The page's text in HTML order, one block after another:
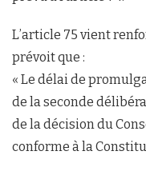
L’article 75 vient
prévoit que :
« Le délai de
de la seconde
de la décision du
conforme à la